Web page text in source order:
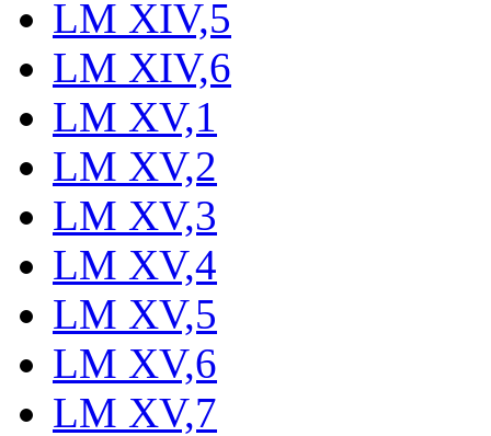
LM XIV,5
LM XIV,6
LM XV,1
LM XV,2
LM XV,3
LM XV,4
LM XV,5
LM XV,6
LM XV,7